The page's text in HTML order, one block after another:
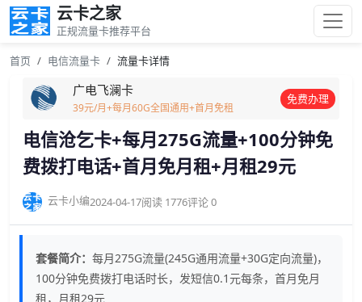
云卡之家
正规流量卡推荐平台
首页 电信流量卡 流量卡详情
广电飞澜卡
39元/月+每月60G全国通用+首月免租
免费办理
电信沧乞卡+每月275G流量+100分钟免
费拨打电话+首月免月租+月租29元
云卡小编2024-04-17阅读 1776评论 0
套餐简介： 每月275G流量(245G通用流量+30G定向流量)，
100分钟免费拨打电话时长，发短信0.1元每条，首月免月
租，月租29元